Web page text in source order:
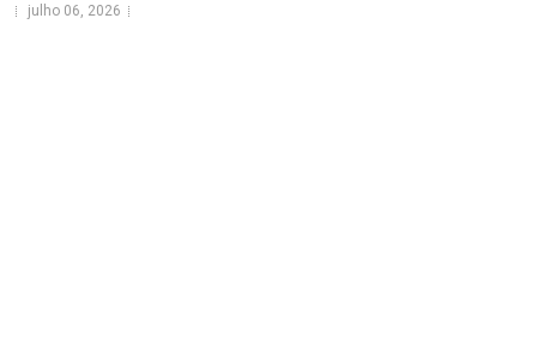
julho 06, 2026